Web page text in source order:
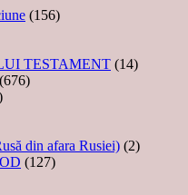
(156)
TESTAMENT (14)
(676)
din afara Rusiei) (2)
(127)